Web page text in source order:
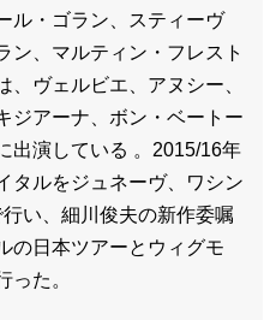
ル・ゴラン、スティーヴ
ン、マルティン・フレスト
、ヴェルビエ、アヌシー、
ジアーナ、ボン・ベートー
出演している 。2015/16年
タルをジュネーヴ、ワシン
い、細川俊夫の新作委嘱
の日本ツアーとウィグモ
った。